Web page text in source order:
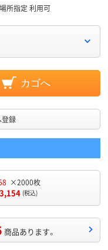
所指定 利用可
カゴへ
録
×2000枚
(税込)
商品あります。